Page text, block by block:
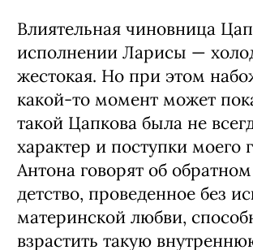
Влиятельная чиновница
исполнении Ларисы —
жестокая. Но при этом
какой-то момент может
такой Цапкова была не
характер и поступки моего
Антона говорят об
детство, проведенное без
материнской любви,
взрастить такую